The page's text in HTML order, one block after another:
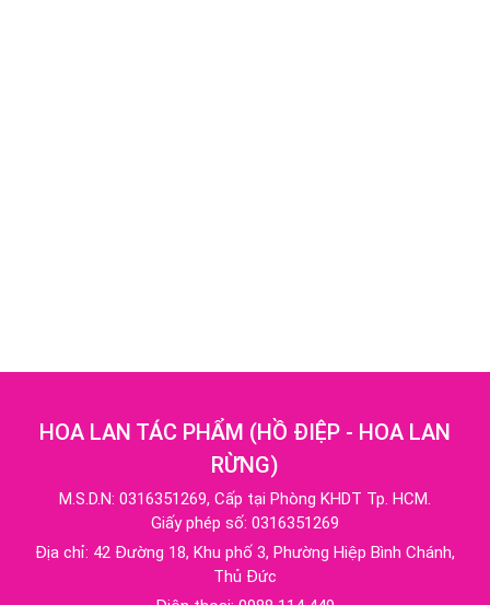
HOA LAN TÁC PHẨM (HỒ ĐIỆP - HOA LAN
RỪNG)
M.S.D.N: 0316351269, Cấp tại Phòng KHDT Tp. HCM.
Giấy phép số: 0316351269
Địa chỉ: 42 Đường 18, Khu phố 3, Phường Hiệp Bình Chánh,
Thủ Đức